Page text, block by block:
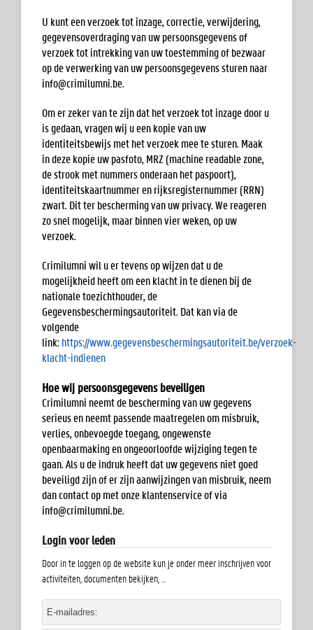
U kunt een verzoek tot inzage, correctie, verwijdering,
gegevensoverdraging van uw persoonsgegevens of
verzoek tot intrekking van uw toestemming of bezwaar
op de verwerking van uw persoonsgegevens sturen naar
info@crimilumni.be.
Om er zeker van te zijn dat het verzoek tot inzage door u
is gedaan, vragen wij u een kopie van uw
identiteitsbewijs met het verzoek mee te sturen. Maak
in deze kopie uw pasfoto, MRZ (machine readable zone,
de strook met nummers onderaan het paspoort),
identiteitskaartnummer en rijksregisternummer (RRN)
zwart. Dit ter bescherming van uw privacy. We reageren
zo snel mogelijk, maar binnen vier weken, op uw
verzoek.
Crimilumni wil u er tevens op wijzen dat u de
mogelijkheid heeft om een klacht in te dienen bij de
nationale toezichthouder, de
Gegevensbeschermingsautoriteit. Dat kan via de
volgende
link:https://www.gegevensbeschermingsautoriteit.be/verzoek-
klacht-indienen
Hoe wij persoonsgegevens beveiligen
Crimilumni neemt de bescherming van uw gegevens
serieus en neemt passende maatregelen om misbruik,
verlies, onbevoegde toegang, ongewenste
openbaarmaking en ongeoorloofde wijziging tegen te
gaan. Als u de indruk heeft dat uw gegevens niet goed
beveiligd zijn of er zijn aanwijzingen van misbruik, neem
dan contact op met onze klantenservice of via
info@crimilumni.be.
Login voor leden
Door in te loggen op de website kun je onder meer inschrijven voor
activiteiten, documenten bekijken, ...